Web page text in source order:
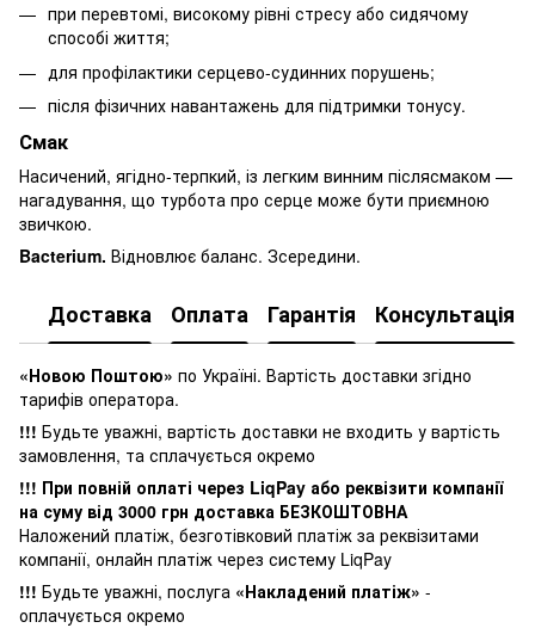
при перевтомі, високому рівні стресу або сидячому
способі життя;
для профілактики серцево-судинних порушень;
після фізичних навантажень для підтримки тонусу.
Смак
Насичений, ягідно-терпкий, із легким винним післясмаком —
нагадування, що турбота про серце може бути приємною
звичкою.
Bacterium. Відновлює баланс. Зсередини.
Доставка Оплата Гарантія Консультація
«Новою Поштою» по Україні. Вартість доставки згідно
тарифів оператора.
!!! Будьте уважні, вартість доставки не входить у вартість
замовлення, та сплачується окремо
!!! При повній оплаті через LiqPay або реквізити компанії
на суму від 3000 грн доставка БЕЗКОШТОВНА
Наложений платіж, безготівковий платіж за реквізитами
компанії, онлайн платіж через систему LiqPay
!!! Будьте уважні, послуга «Накладений платіж» -
оплачується окремо